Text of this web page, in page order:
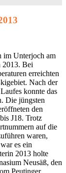
im Unterjoch am
2013. Bei
erreichten
Nach der
konnte das
Die jüngsten
den
J18. Trotz
auf die
waren,
es ein
2013 holte
Neusäß, den